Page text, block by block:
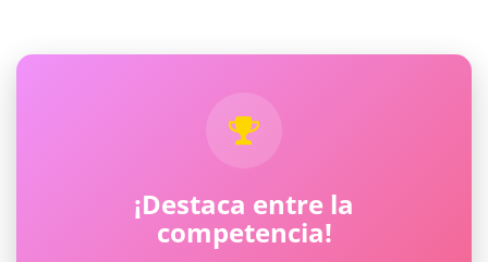
¡Destaca entre la
competencia!